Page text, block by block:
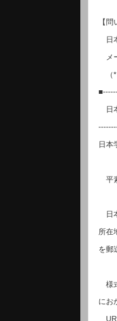
【問
日
メ
（*
日
日
平
日
所在
を郵
様
にお